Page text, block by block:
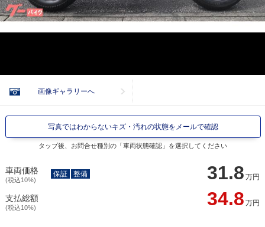
画像ギャラリーへ
写真ではわからないキズ・汚れの状態をメールで確認
タップ後、お問合せ種別の「車両状態確認」を選択してください
車両価格
(税込10%) 31.8 万円
保証 整備
支払総額
(税込10%) 34.8 万円